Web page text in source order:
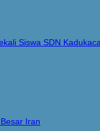
Siswa SDN
Iran